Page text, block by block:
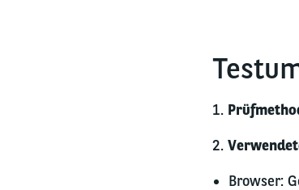
1.
2.
Browser: